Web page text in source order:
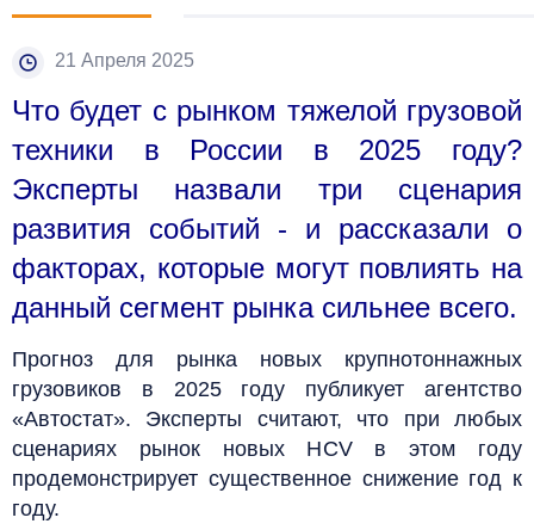
21 Апреля 2025
Что будет с рынком тяжелой грузовой
техники в России в 2025 году?
Эксперты назвали три сценария
развития событий - и рассказали о
факторах, которые могут повлиять на
данный сегмент рынка сильнее всего.
Прогноз для рынка новых крупнотоннажных
грузовиков в 2025 году публикует агентство
«Автостат». Эксперты считают, что при любых
сценариях рынок новых HCV в этом году
продемонстрирует существенное снижение год к
году.